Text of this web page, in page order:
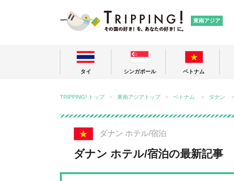
東南アジア
タイ シンガポール ベトナム
TRIPPING! トップ 東南アジアトップ ベトナム ダナン
ダナン ホテル/宿泊
ダナン ホテル/宿泊の最新記事